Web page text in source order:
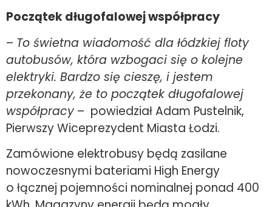
Początek długofalowej współpracy
– To świetna wiadomość dla łódzkiej floty
autobusów, która wzbogaci się o kolejne
elektryki. Bardzo się cieszę, i jestem
przekonany, że to początek długofalowej
współpracy – powiedział Adam Pustelnik,
Pierwszy Wiceprezydent Miasta Łodzi.
Zamówione elektrobusy będą zasilane
nowoczesnymi bateriami High Energy
o łącznej pojemności nominalnej ponad 400